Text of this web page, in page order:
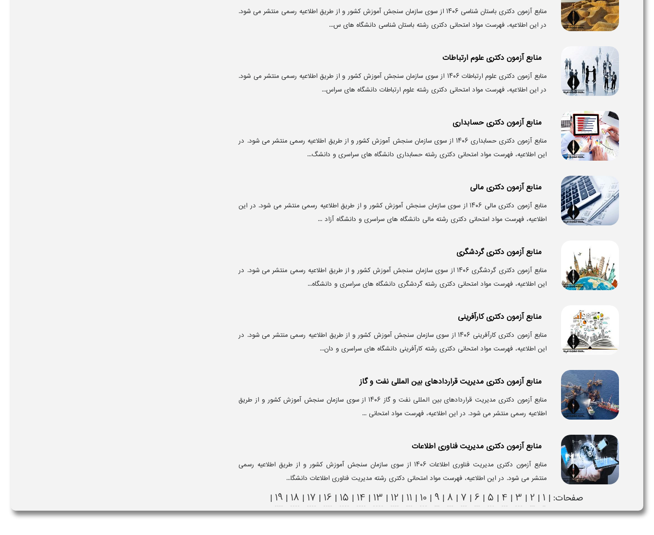
منابع آزمون دکتری باستان شناسی ۱۴۰۶ از سوی سازمان سنجش آموزش کشور و از طریق اطلاعیه رسمی منتشر می‌ شود.
در این اطلاعیه، فهرست مواد امتحانی دکتری رشته باستان شناسی دانشگاه‌ های س...
منابع آزمون دکتری علوم ارتباطات
منابع آزمون دکتری علوم ارتباطات ۱۴۰۶ از سوی سازمان سنجش آموزش کشور و از طریق اطلاعیه رسمی منتشر می‌ شود.
در این اطلاعیه، فهرست مواد امتحانی دکتری رشته علوم ارتباطات دانشگاه‌ های سراس...
منابع آزمون دکتری حسابداری
منابع آزمون دکتری حسابداری ۱۴۰۶ از سوی سازمان سنجش آموزش کشور و از طریق اطلاعیه رسمی منتشر می‌ شود. در
این اطلاعیه، فهرست مواد امتحانی دکتری رشته حسابداری دانشگاه‌ های سراسری و دانشگ...
منابع آزمون دکتری مالی
منابع آزمون دکتری مالی ۱۴۰۶ از سوی سازمان سنجش آموزش کشور و از طریق اطلاعیه رسمی منتشر می‌ شود. در این
اطلاعیه، فهرست مواد امتحانی دکتری رشته مالی دانشگاه‌ های سراسری و دانشگاه آزاد ...
منابع آزمون دکتری گردشگری
منابع آزمون دکتری گردشگری ۱۴۰۶ از سوی سازمان سنجش آموزش کشور و از طریق اطلاعیه رسمی منتشر می‌ شود. در
این اطلاعیه، فهرست مواد امتحانی دکتری رشته گردشگری دانشگاه‌ های سراسری و دانشگاه...
منابع آزمون دکتری کارآفرینی
منابع آزمون دکتری کارآفرینی ۱۴۰۶ از سوی سازمان سنجش آموزش کشور و از طریق اطلاعیه رسمی منتشر می‌ شود. در
این اطلاعیه، فهرست مواد امتحانی دکتری رشته کارآفرینی دانشگاه‌ های سراسری و دان...
منابع آزمون دکتری مدیریت قراردادهای بین المللی نفت و گاز
منابع آزمون دکتری مدیریت قراردادهای بین المللی نفت و گاز ۱۴۰۶ از سوی سازمان سنجش آموزش کشور و از طریق
اطلاعیه رسمی منتشر می‌ شود. در این اطلاعیه، فهرست مواد امتحانی ...
منابع آزمون دکتری مدیریت فناوری اطلاعات
منابع آزمون دکتری مدیریت فناوری اطلاعات ۱۴۰۶ از سوی سازمان سنجش آموزش کشور و از طریق اطلاعیه رسمی
منتشر می‌ شود. در این اطلاعیه، فهرست مواد امتحانی دکتری رشته مدیریت فناوری اطلاعات دانشگا...
صفحات: | 1
|
2
|
3
|
4
|
5
|
6
|
7
|
8
|
9
|
10
|
11
|
12
|
13
|
14
|
15
|
16
|
17
|
18
|
19
|